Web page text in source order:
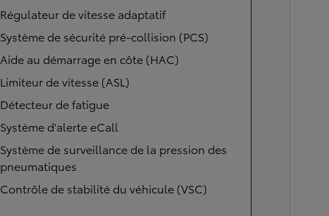
Régulateur de vitesse adaptatif
Système de sécurité pré-collision (PCS)
Aide au démarrage en côte (HAC)
Limiteur de vitesse (ASL)
Détecteur de fatigue
Système d'alerte eCall
Système de surveillance de la pression des
pneumatiques
Contrôle de stabilité du véhicule (VSC)